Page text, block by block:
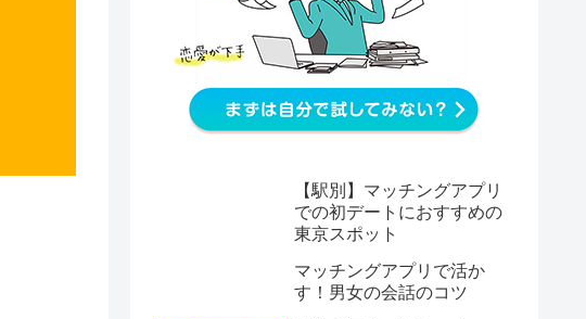
【駅別】マッチングアプリ
での初デートにおすすめの
東京スポット
マッチングアプリで活か
す！男女の会話のコツ